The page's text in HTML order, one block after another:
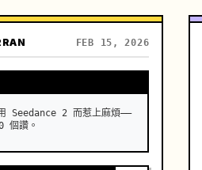
FEB 15, 2026
Seedance 2 而惹上麻煩——
個讚。